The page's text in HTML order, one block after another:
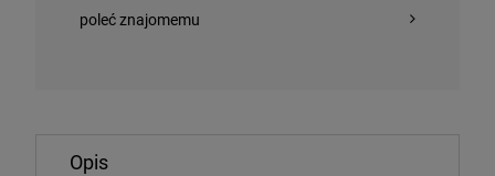
poleć znajomemu
Opis